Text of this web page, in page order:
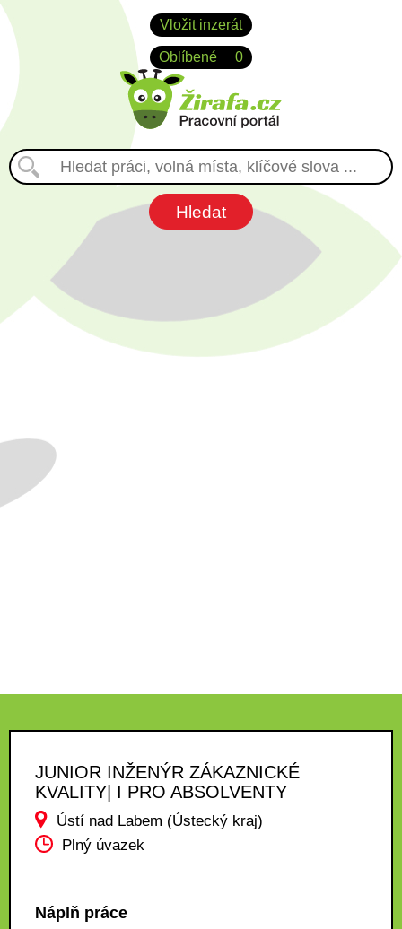
Vložit inzerát
Oblíbené 0
JUNIOR INŽENÝR ZÁKAZNICKÉ
KVALITY| I PRO ABSOLVENTY
Ústí nad Labem (Ústecký kraj)
Plný úvazek
Náplň práce